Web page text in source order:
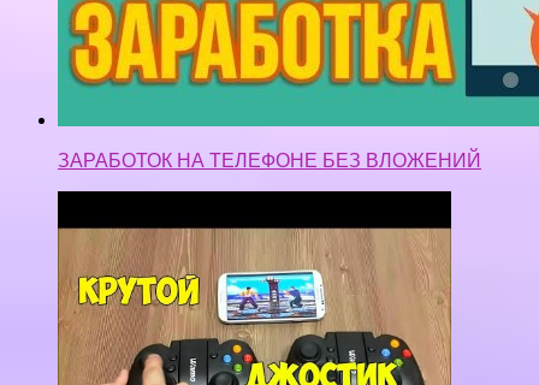
ЗАРАБОТОК НА ТЕЛЕФОНЕ БЕЗ ВЛОЖЕНИЙ